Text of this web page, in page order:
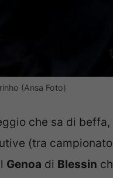
(Ansa Foto)
che sa di
(tra
Genoa di Blessin